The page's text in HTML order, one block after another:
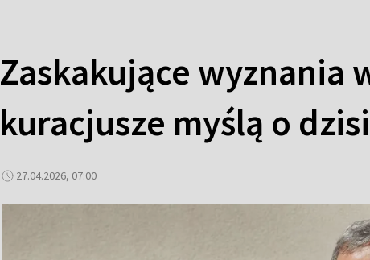
Zaskakujące wyznania
kuracjusze myślą o
27.04.2026, 07:00